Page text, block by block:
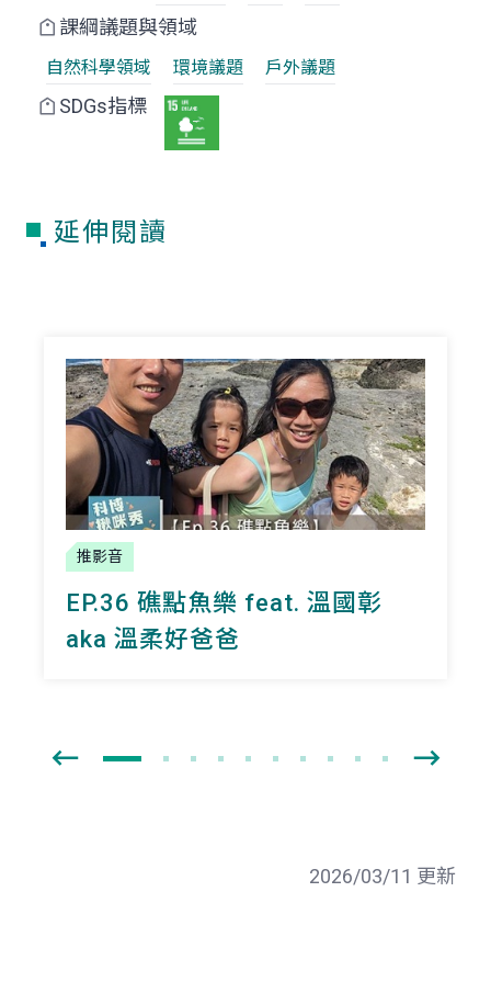
課綱議題與領域
自然科學領域 環境議題 戶外議題
SDGs指標
延伸閱讀
推影音
EP.36 礁點魚樂 feat. 溫國彰
aka 溫柔好爸爸
2026/03/11 更新